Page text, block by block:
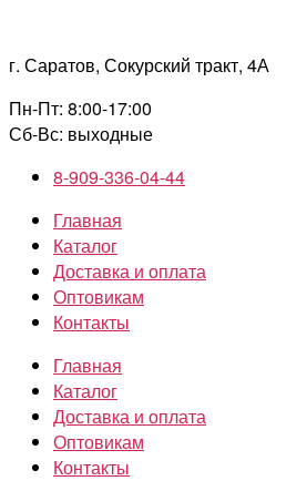
содержимому
г. Саратов, Сокурский тракт, 4А
Пн-Пт: 8:00-17:00
Сб-Вс: выходные
8-909-336-04-44
Главная
Каталог
Доставка и оплата
Оптовикам
Контакты
Главная
Каталог
Доставка и оплата
Оптовикам
Контакты